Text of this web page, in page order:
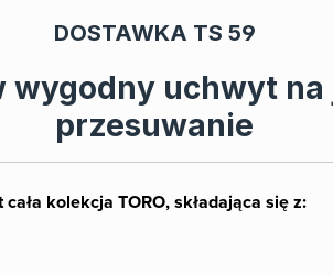
DOSTAWKA TS 59
uchwyt
przesuwanie
kolekcja TORO, składająca się z: